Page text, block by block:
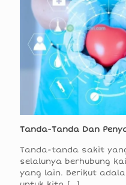
Tanda-Tanda Dan
Tanda-tanda sakit
selalunya berhubung
yang lain. Berikut